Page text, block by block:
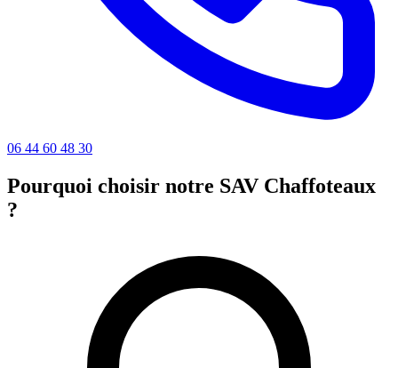
06 44 60 48 30
Pourquoi choisir notre SAV Chaffoteaux
?